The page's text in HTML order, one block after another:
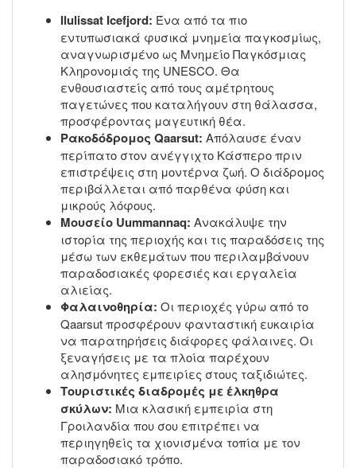
Ilulissat Icefjord: Ένα από τα πιο
εντυπωσιακά φυσικά μνημεία παγκοσμίως,
αναγνωρισμένο ως Μνημείο Παγκόσμιας
Κληρονομιάς της UNESCO. Θα
ενθουσιαστείς από τους αμέτρητους
παγετώνες που καταλήγουν στη θάλασσα,
προσφέροντας μαγευτική θέα.
Ρακοδόδρομος Qaarsut: Απόλαυσε έναν
περίπατο στον ανέγγιχτο Κάσπερο πριν
επιστρέψεις στη μοντέρνα ζωή. Ο διάδρομος
περιβάλλεται από παρθένα φύση και
μικρούς λόφους.
Μουσείο Uummannaq: Ανακάλυψε την
ιστορία της περιοχής και τις παραδόσεις της
μέσω των εκθεμάτων που περιλαμβάνουν
παραδοσιακές φορεσιές και εργαλεία
αλιείας.
Φαλαινοθηρία: Οι περιοχές γύρω από το
Qaarsut προσφέρουν φανταστική ευκαιρία
να παρατηρήσεις διάφορες φάλαινες. Οι
ξεναγήσεις με τα πλοία παρέχουν
αλησμόνητες εμπειρίες στους ταξιδιώτες.
Τουριστικές διαδρομές με έλκηθρα
σκύλων: Μια κλασική εμπειρία στη
Γροιλανδία που σου επιτρέπει να
περιηγηθείς τα χιονισμένα τοπία με τον
παραδοσιακό τρόπο.